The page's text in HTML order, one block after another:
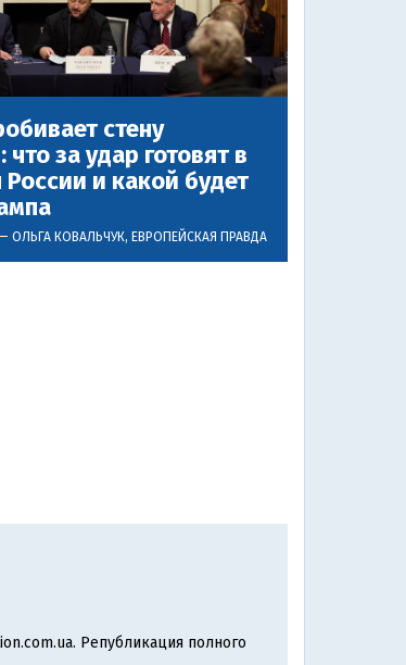
стену
что за удар готовят в
и какой будет
ОЛЬГА КОВАЛЬЧУК, ЕВРОПЕЙСКАЯ ПРАВДА
Републикация полного